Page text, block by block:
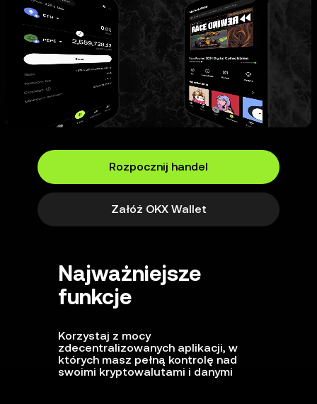
Rozpocznij handel
Załóż OKX Wallet
Najważniejsze
funkcje
Korzystaj z mocy
zdecentralizowanych aplikacji, w
których masz pełną kontrolę nad
swoimi kryptowalutami i danymi